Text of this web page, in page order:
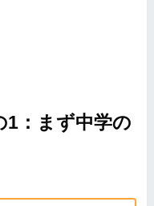
1：まず中学の